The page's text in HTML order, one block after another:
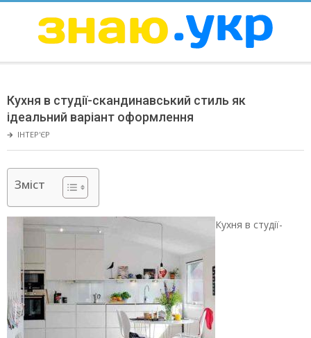
ЗНАЮ
Menu
Кухня в студії-скандинавський стиль як
ідеальний варіант оформлення
🡲 ІНТЕР'ЄР
Зміст
Кухня в студії-